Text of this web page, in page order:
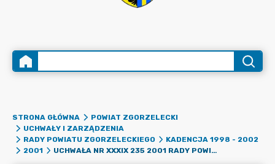
STRONA GŁÓWNA
POWIAT ZGORZELECKI
UCHWAŁY I ZARZĄDZENIA
RADY POWIATU ZGORZELECKIEGO
KADENCJA 1998 - 2002
2001
UCHWAŁA NR XXXIX 235 2001 RADY POWIATU ZGORZELECKIEGO Z DNIA 25 STYCZNIA 2001 R. W SPRAWIE LIKWIDACJI ZESPOŁU SZKÓŁ ELEKTRONICZNO-ELEKTRYCZNYCH W ZGORZELCU